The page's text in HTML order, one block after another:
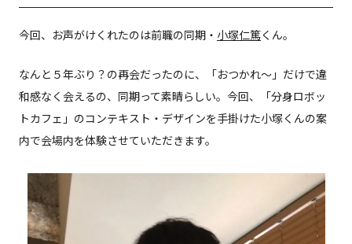
今回、お声がけくれたのは前職の同期・ 小塚仁篤くん。
なんと５年ぶり？の再会だったのに、「おつかれ〜」だけで違
和感なく会えるの、同期って素晴らしい。今回、「分身ロボッ
トカフェ」のコンテキスト・デザインを手掛けた小塚くんの案
内で会場内を体験させていただきます。